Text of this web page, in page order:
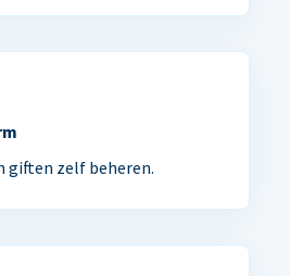
giften zelf beheren.